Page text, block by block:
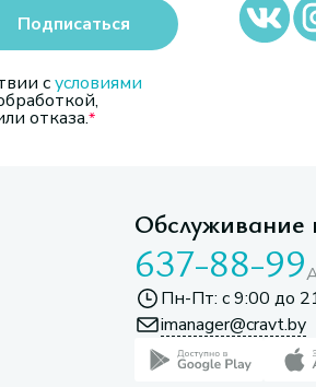
сусловиями
отказа.
Подписаться
Обслуживание
637-88-99
Пн-Пт: с 9:00 до
imanager@cravt.by